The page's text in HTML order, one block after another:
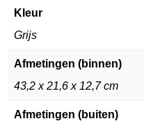
Kleur
Grijs
Afmetingen (binnen)
43,2 x 21,6 x 12,7 cm
Afmetingen (buiten)